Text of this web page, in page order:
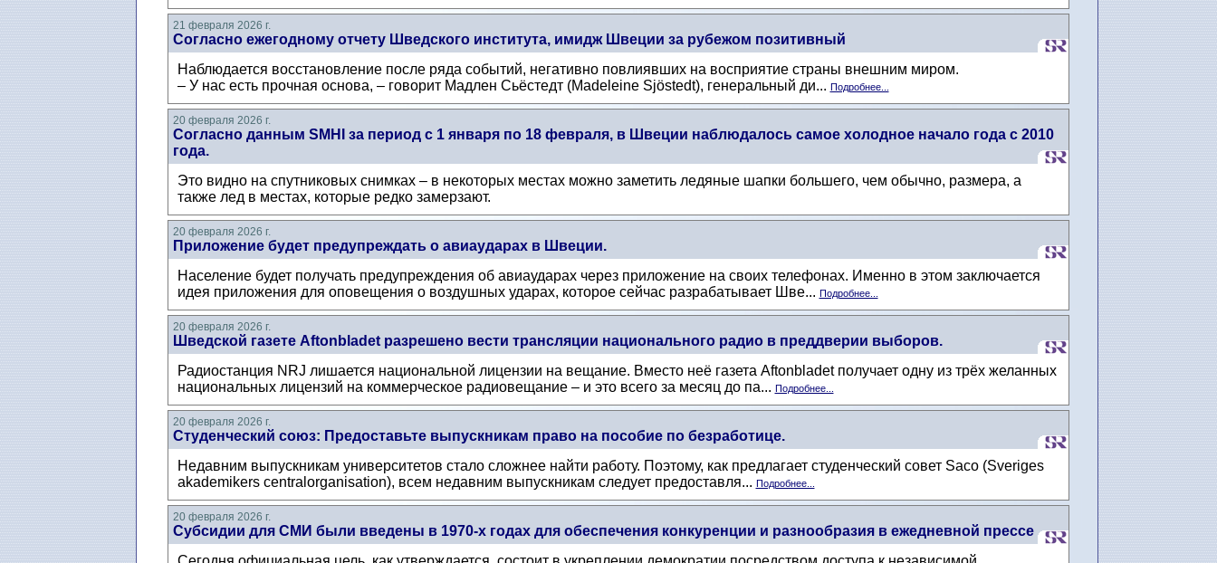
21 февраля 2026 г.
Согласно ежегодному отчету Шведского института, имидж Швеции за рубежом позитивный
Наблюдается восстановление после ряда событий, негативно повлиявших на восприятие страны внешним миром.
– У нас есть прочная основа, – говорит Мадлен Сьёстедт (Madeleine Sjöstedt), генеральный ди... Подробнее...
20 февраля 2026 г.
Согласно данным SMHI за период с 1 января по 18 февраля, в Швеции наблюдалось самое холодное начало года с 2010
года.
Это видно на спутниковых снимках – в некоторых местах можно заметить ледяные шапки большего, чем обычно, размера, а
также лед в местах, которые редко замерзают.
20 февраля 2026 г.
Приложение будет предупреждать о авиаударах в Швеции.
Население будет получать предупреждения об авиаударах через приложение на своих телефонах. Именно в этом заключается
идея приложения для оповещения о воздушных ударах, которое сейчас разрабатывает Шве... Подробнее...
20 февраля 2026 г.
Шведской газете Aftonbladet разрешено вести трансляции национального радио в преддверии выборов.
Радиостанция NRJ лишается национальной лицензии на вещание. Вместо неё газета Aftonbladet получает одну из трёх желанных
национальных лицензий на коммерческое радиовещание – и это всего за месяц до па... Подробнее...
20 февраля 2026 г.
Студенческий союз: Предоставьте выпускникам право на пособие по безработице.
Недавним выпускникам университетов стало сложнее найти работу. Поэтому, как предлагает студенческий совет Saco (Sveriges
akademikers centralorganisation), всем недавним выпускникам следует предоставля... Подробнее...
20 февраля 2026 г.
Субсидии для СМИ были введены в 1970-х годах для обеспечения конкуренции и разнообразия в ежедневной прессе